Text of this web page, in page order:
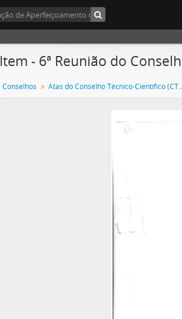
Item - 6ª Reunião do
Conselhos Atas do Conselho